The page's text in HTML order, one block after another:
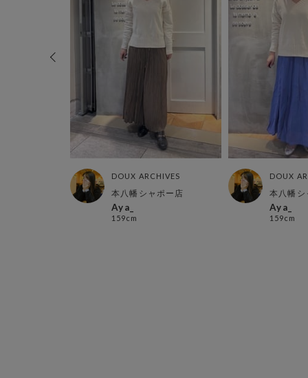
DOUX ARCHIVES
本八幡シャポー店
Aya_
159cm
DOUX
本八幡
Aya_
159cm